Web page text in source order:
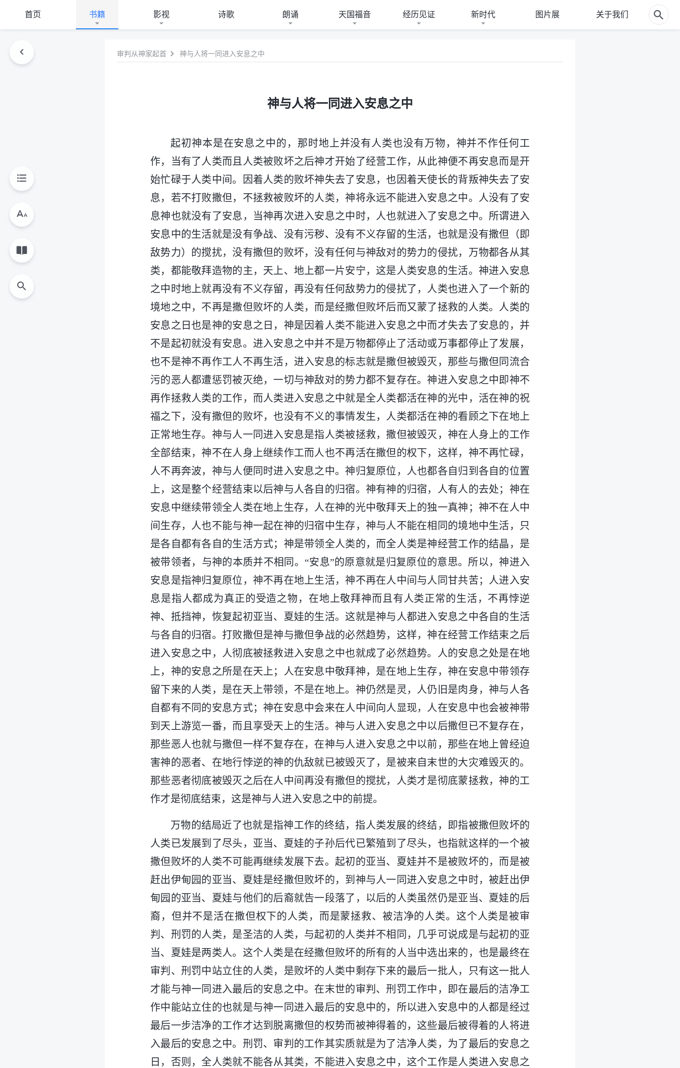
首页 书籍 影视 诗歌 朗诵 天国福音 经历见证 新时代 图片展 关于我们
审判从神家起首 神与人将一同进入安息之中
神与人将一同进入安息之中
起初神本是在安息之中的，那时地上并没有人类也没有万物，神并不作任何工
作，当有了人类而且人类被败坏之后神才开始了经营工作，从此神便不再安息而是开
始忙碌于人类中间。因着人类的败坏神失去了安息，也因着天使长的背叛神失去了安
息，若不打败撒但，不拯救被败坏的人类，神将永远不能进入安息之中。人没有了安
息神也就没有了安息，当神再次进入安息之中时，人也就进入了安息之中。所谓进入
安息中的生活就是没有争战、没有污秽、没有不义存留的生活，也就是没有撒但（即
敌势力）的搅扰，没有撒但的败坏，没有任何与神敌对的势力的侵扰，万物都各从其
类，都能敬拜造物的主，天上、地上都一片安宁，这是人类安息的生活。神进入安息
之中时地上就再没有不义存留，再没有任何敌势力的侵扰了，人类也进入了一个新的
境地之中，不再是撒但败坏的人类，而是经撒但败坏后而又蒙了拯救的人类。人类的
安息之日也是神的安息之日，神是因着人类不能进入安息之中而才失去了安息的，并
不是起初就没有安息。进入安息之中并不是万物都停止了活动或万事都停止了发展，
也不是神不再作工人不再生活，进入安息的标志就是撒但被毁灭，那些与撒但同流合
污的恶人都遭惩罚被灭绝，一切与神敌对的势力都不复存在。神进入安息之中即神不
再作拯救人类的工作，而人类进入安息之中就是全人类都活在神的光中，活在神的祝
福之下，没有撒但的败坏，也没有不义的事情发生，人类都活在神的看顾之下在地上
正常地生存。神与人一同进入安息是指人类被拯救，撒但被毁灭，神在人身上的工作
全部结束，神不在人身上继续作工而人也不再活在撒但的权下，这样，神不再忙碌，
人不再奔波，神与人便同时进入安息之中。神归复原位，人也都各自归到各自的位置
上，这是整个经营结束以后神与人各自的归宿。神有神的归宿，人有人的去处；神在
安息中继续带领全人类在地上生存，人在神的光中敬拜天上的独一真神；神不在人中
间生存，人也不能与神一起在神的归宿中生存，神与人不能在相同的境地中生活，只
是各自都有各自的生活方式；神是带领全人类的，而全人类是神经营工作的结晶，是
被带领者，与神的本质并不相同。“安息”的原意就是归复原位的意思。所以，神进入
安息是指神归复原位，神不再在地上生活，神不再在人中间与人同甘共苦；人进入安
息是指人都成为真正的受造之物，在地上敬拜神而且有人类正常的生活，不再悖逆
神、抵挡神，恢复起初亚当、夏娃的生活。这就是神与人都进入安息之中各自的生活
与各自的归宿。打败撒但是神与撒但争战的必然趋势，这样，神在经营工作结束之后
进入安息之中，人彻底被拯救进入安息之中也就成了必然趋势。人的安息之处是在地
上，神的安息之所是在天上；人在安息中敬拜神，是在地上生存，神在安息中带领存
留下来的人类，是在天上带领，不是在地上。神仍然是灵，人仍旧是肉身，神与人各
自都有不同的安息方式；神在安息中会来在人中间向人显现，人在安息中也会被神带
到天上游览一番，而且享受天上的生活。神与人进入安息之中以后撒但已不复存在，
那些恶人也就与撒但一样不复存在，在神与人进入安息之中以前，那些在地上曾经迫
害神的恶者、在地行悖逆的神的仇敌就已被毁灭了，是被来自末世的大灾难毁灭的。
那些恶者彻底被毁灭之后在人中间再没有撒但的搅扰，人类才是彻底蒙拯救，神的工
作才是彻底结束，这是神与人进入安息之中的前提。
万物的结局近了也就是指神工作的终结，指人类发展的终结，即指被撒但败坏的
人类已发展到了尽头，亚当、夏娃的子孙后代已繁殖到了尽头，也指就这样的一个被
撒但败坏的人类不可能再继续发展下去。起初的亚当、夏娃并不是被败坏的，而是被
赶出伊甸园的亚当、夏娃是经撒但败坏的，到神与人一同进入安息之中时，被赶出伊
甸园的亚当、夏娃与他们的后裔就告一段落了，以后的人类虽然仍是亚当、夏娃的后
裔，但并不是活在撒但权下的人类，而是蒙拯救、被洁净的人类。这个人类是被审
判、刑罚的人类，是圣洁的人类，与起初的人类并不相同，几乎可说成是与起初的亚
当、夏娃是两类人。这个人类是在经撒但败坏的所有的人当中选出来的，也是最终在
审判、刑罚中站立住的人类，是败坏的人类中剩存下来的最后一批人，只有这一批人
才能与神一同进入最后的安息之中。在末世的审判、刑罚工作中，即在最后的洁净工
作中能站立住的也就是与神一同进入最后的安息中的，所以进入安息中的人都是经过
最后一步洁净的工作才达到脱离撒但的权势而被神得着的，这些最后被得着的人将进
入最后的安息之中。刑罚、审判的工作其实质就是为了洁净人类，为了最后的安息之
日，否则，全人类就不能各从其类，不能进入安息之中，这个工作是人类进入安息之